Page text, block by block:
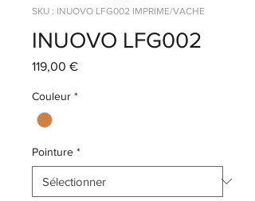
SKU : INUOVO LFG002 IMPRIME/VACHE
INUOVO LFG002
119,00 €Prix
Couleur *
Pointure *